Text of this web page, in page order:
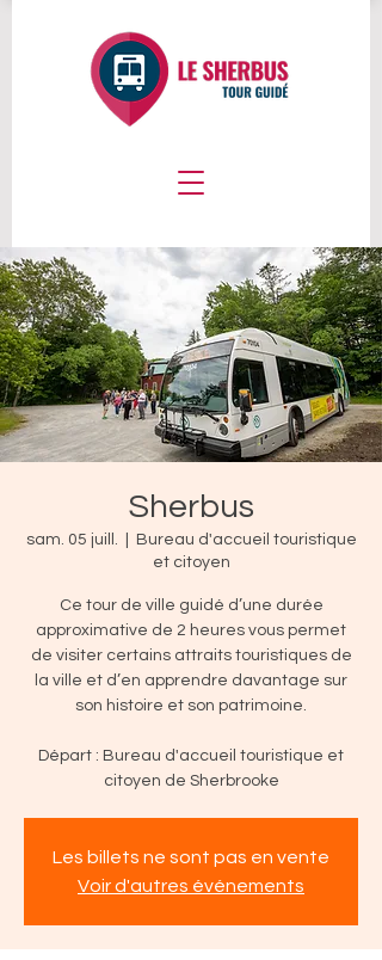
Sherbus
sam. 05 juill.
Bureau d'accueil touristique
et citoyen
Ce tour de ville guidé d’une durée
approximative de 2 heures vous permet
de visiter certains attraits touristiques de
la ville et d’en apprendre davantage sur
son histoire et son patrimoine.
Départ : Bureau d'accueil touristique et
citoyen de Sherbrooke
Les billets ne sont pas en vente
Voir d'autres événements